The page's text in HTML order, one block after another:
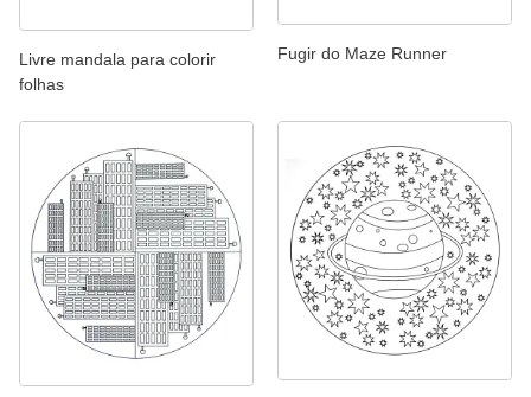
Livre mandala para colorir
folhas
Fugir do Maze Runner